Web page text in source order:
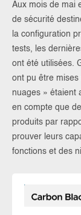
Aux mois de mai
de sécurité
la configuration
tests, les
ont été utilisées.
ont pu être
nuages » étaient
en compte que
produits par
prouver leurs
fonctions et des